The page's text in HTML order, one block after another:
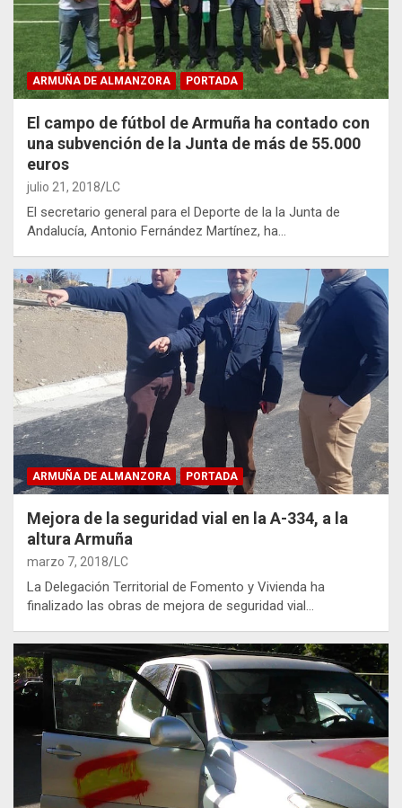
ARMUÑA DE ALMANZORA PORTADA
El campo de fútbol de Armuña ha contado con
una subvención de la Junta de más de 55.000
euros
julio 21, 2018 LC
El secretario general para el Deporte de la la Junta de
Andalucía, Antonio Fernández Martínez, ha…
ARMUÑA DE ALMANZORA PORTADA
Mejora de la seguridad vial en la A-334, a la
altura Armuña
marzo 7, 2018 LC
La Delegación Territorial de Fomento y Vivienda ha
finalizado las obras de mejora de seguridad vial…